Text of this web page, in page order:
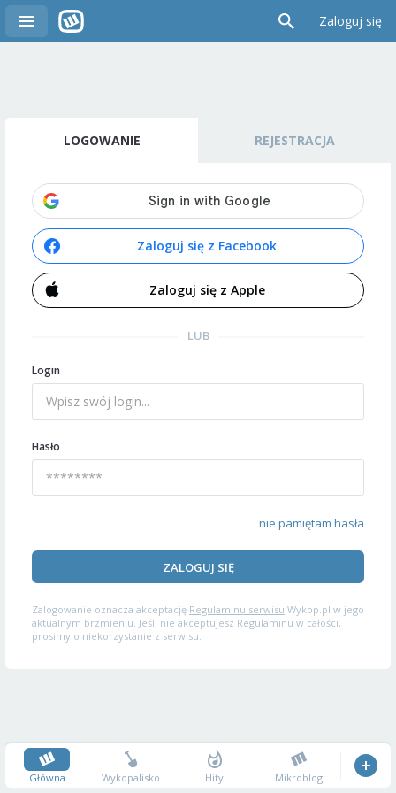
Zaloguj się
LOGOWANIE REJESTRACJA
Zaloguj się z Facebook
Zaloguj się z Apple
LUB
Login
Hasło
nie pamiętam hasła
ZALOGUJ SIĘ
Zalogowanie oznacza akceptację Regulaminu serwisu Wykop.pl w jego
aktualnym brzmieniu. Jeśli nie akceptujesz Regulaminu w całości,
prosimy o niekorzystanie z serwisu.
Główna Wykopalisko Hity Mikroblog